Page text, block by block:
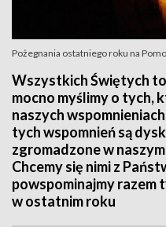
Pożegnania ostatniego roku na
Wszystkich Świętych
mocno myślimy o tych,
naszych
tych wspomnień są
zgromadzone w
Chcemy się nimi z
powspominajmy razem
w ostatnim roku